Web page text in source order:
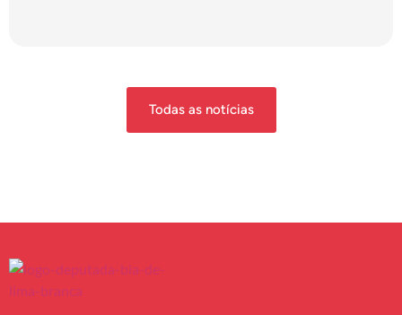
Todas as notícias